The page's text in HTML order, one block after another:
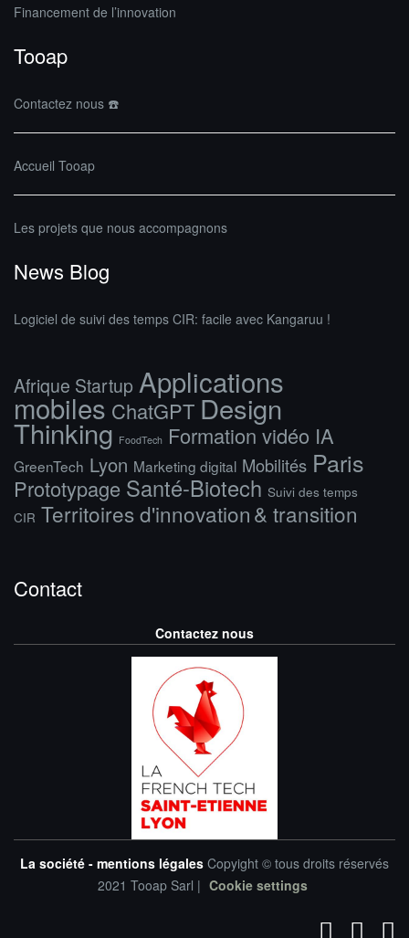
Financement de l’innovation
Tooap
Contactez nous ☎️
Accueil Tooap
Les projets que nous accompagnons
News Blog
Logiciel de suivi des temps CIR: facile avec Kangaruu !
Afrique Startup Applications
mobiles ChatGPT Design
Thinking FoodTech Formation vidéo IA
GreenTech Lyon Marketing digital Mobilités Paris
Prototypage Santé-Biotech Suivi des temps
CIR Territoires d'innovation & transition
Contact
Contactez nous
La société - mentions légales Copyight © tous droits réservés
2021 Tooap Sarl | Cookie settings